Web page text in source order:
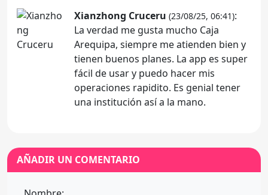
Xianzhong Cruceru (23/08/25, 06:41):
La verdad me gusta mucho Caja
Arequipa, siempre me atienden bien y
tienen buenos planes. La app es super
fácil de usar y puedo hacer mis
operaciones rapidito. Es genial tener
una institución así a la mano.
AÑADIR UN COMENTARIO